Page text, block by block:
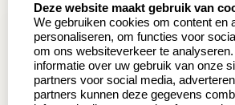
Wederverkoper
worden
Sale
Betaling & Verzending
Veel
Deze website maakt gebruik van
We gebruiken cookies om content en
personaliseren, om functies voor
om ons websiteverkeer te
informatie over uw gebruik van onze
partners voor social media,
partners kunnen deze gegevens